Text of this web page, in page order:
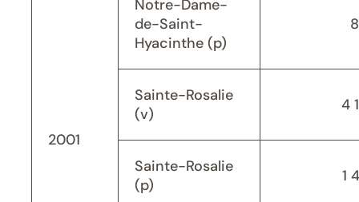
2001
Notre-Dame-
de-Saint-
Hyacinthe (p)
Sainte-Rosalie
(v)
4
Sainte-Rosalie
(p)
1